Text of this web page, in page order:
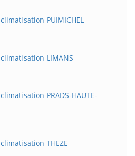
PUIMICHEL
LIMANS
PRADS-HAUTE-
THEZE